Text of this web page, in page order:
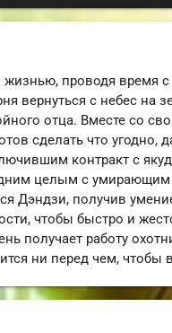
проводя время
вернуться с небес
отца. Вместе со
сделать что
контракт с
целым с
Дэндзи, получив
чтобы быстро и
получает работу
ни перед чем, чтобы